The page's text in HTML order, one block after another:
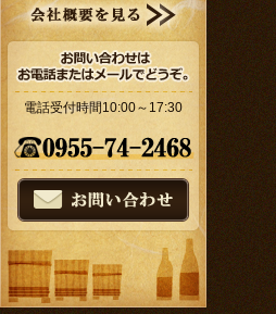
電話受付時間10:00～17:30